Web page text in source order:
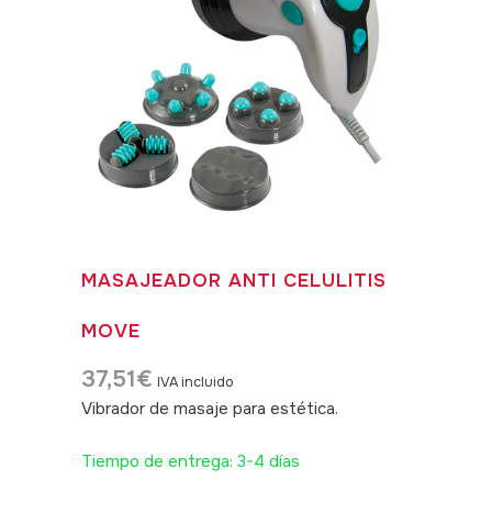
MASAJEADOR ANTI CELULITIS
MOVE
37,51€ IVA incluido
Vibrador de masaje para estética.
Tiempo de entrega: 3-4 días